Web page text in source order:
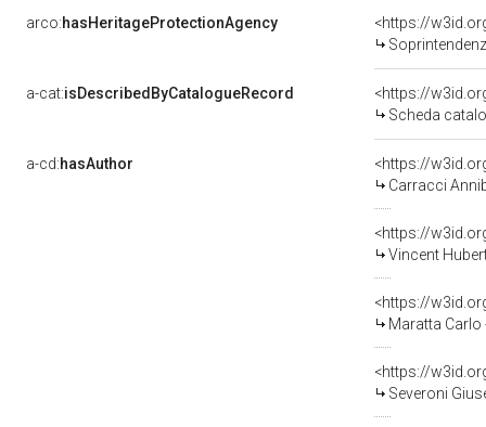
arco:hasHeritageProtectionAgency
<https://
Soprintendenza
a-cat:isDescribedByCatalogueRecord
<https://
Scheda
a-cd:hasAuthor
<https://
Carracci
<https://
Vincent
<https://
Maratta
<https://
Severoni